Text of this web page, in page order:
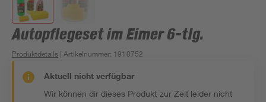
Autopflegeset im Eimer 6-tlg.
Produktdetails | Artikelnummer: 1910752
Aktuell nicht verfügbar
Wir können dir dieses Produkt zur Zeit leider nicht